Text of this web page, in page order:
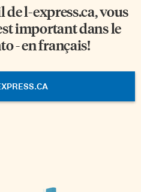
del-express.ca, vous
important dans le
- en français!